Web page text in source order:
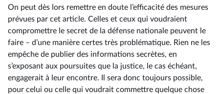
On peut dès lors remettre en doute l’efficacité des mesures
prévues par cet article. Celles et ceux qui voudraient
compromettre le secret de la défense nationale peuvent le
faire –⁠ d’une manière certes très problématique. Rien ne les
empêche de publier des informations secrètes, en
s’exposant aux poursuites que la justice, le cas échéant,
engagerait à leur encontre. Il sera donc toujours possible,
pour celui ou celle qui voudrait commettre quelque chose